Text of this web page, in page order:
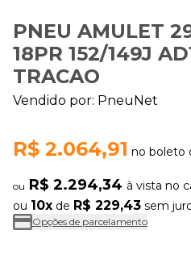
PNEU AMULET
18PR 152/149J
TRACAO
Vendido por: PneuNet
R$ 2.064,91 no boleto
ou R$ 2.294,34 à vista no
ou 10x de R$ 229,43 sem
Opções de parcelamento